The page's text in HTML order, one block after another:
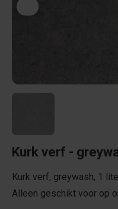
Kurk verf -
Kurk verf, greywash, 1
Alleen geschikt voor op